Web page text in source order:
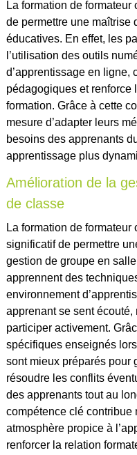
La formation de formateur
de permettre une maîtrise
éducatives. En effet, les
l’utilisation des outils
d’apprentissage en ligne,
pédagogiques et renforce
formation. Grâce à cette
mesure d’adapter leurs
besoins des apprenants
apprentissage plus
Amélioration de la
de classe
La formation de formateur
significatif de permettre
gestion de groupe en
apprennent des
environnement
apprenant se sent
participer activement.
spécifiques enseignés
sont mieux préparés pour
résoudre les conflits
des apprenants tout au
compétence clé contribue
atmosphère propice à
renforcer la relation